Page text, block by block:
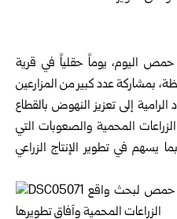
حمص اليوم، يوماً حقلياً في قرية
بمشاركة عدد كبير من المزارعين
إلى تعزيز النهوض بالقطاع
الزراعات المحمية والصعوبات التي
يسهم في تطوير الإنتاج الزراعي